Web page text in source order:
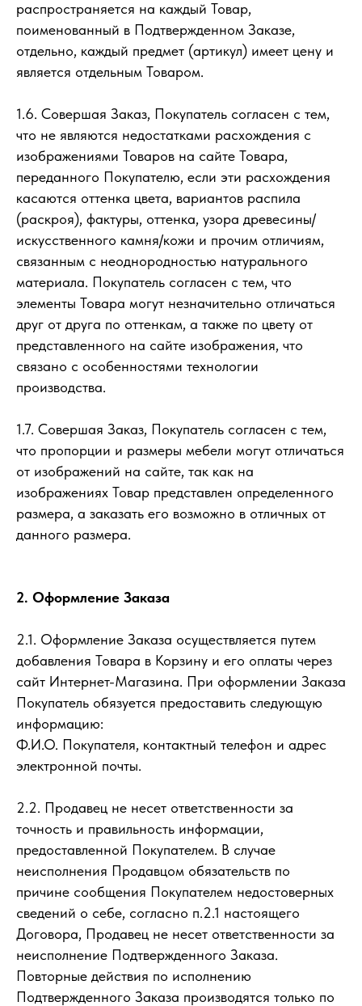
распространяется на каждый Товар,
поименованный в Подтвержденном Заказе,
отдельно, каждый предмет (артикул) имеет цену и
является отдельным Товаром.
1.6. Совершая Заказ, Покупатель согласен с тем,
что не являются недостатками расхождения с
изображениями Товаров на сайте Товара,
переданного Покупателю, если эти расхождения
касаются оттенка цвета, вариантов распила
(раскроя), фактуры, оттенка, узора древесины/
искусственного камня/кожи и прочим отличиям,
связанным с неоднородностью натурального
материала. Покупатель согласен с тем, что
элементы Товара могут незначительно отличаться
друг от друга по оттенкам, а также по цвету от
представленного на сайте изображения, что
связано с особенностями технологии
производства.
1.7. Совершая Заказ, Покупатель согласен с тем,
что пропорции и размеры мебели могут отличаться
от изображений на сайте, так как на
изображениях Товар представлен определенного
размера, а заказать его возможно в отличных от
данного размера.
2. Оформление Заказа
2.1. Оформление Заказа осуществляется путем
добавления Товара в Корзину и его оплаты через
сайт Интернет-Магазина. При оформлении Заказа
Покупатель обязуется предоставить следующую
информацию:
Ф.И.О. Покупателя, контактный телефон и адрес
электронной почты.
2.2. Продавец не несет ответственности за
точность и правильность информации,
предоставленной Покупателем. В случае
неисполнения Продавцом обязательств по
причине сообщения Покупателем недостоверных
сведений о себе, согласно п.2.1 настоящего
Договора, Продавец не несет ответственности за
неисполнение Подтвержденного Заказа.
Повторные действия по исполнению
Подтвержденного Заказа производятся только по